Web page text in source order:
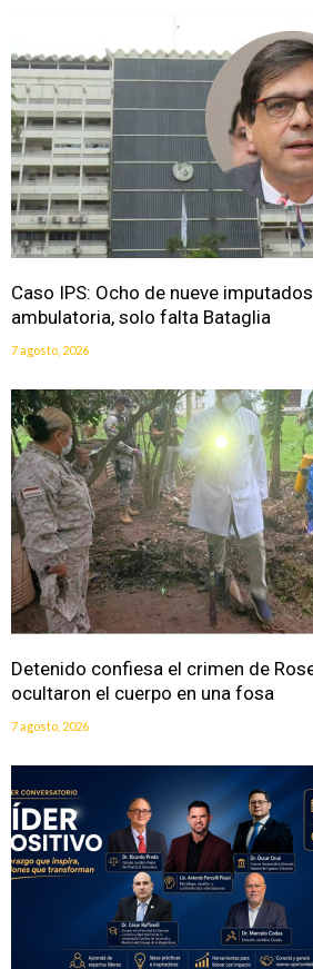
Caso IPS: Ocho de nueve
ambulatoria, solo falta Bataglia
7 agosto, 2026
Detenido confiesa el crimen de
ocultaron el cuerpo en una fosa
7 agosto, 2026